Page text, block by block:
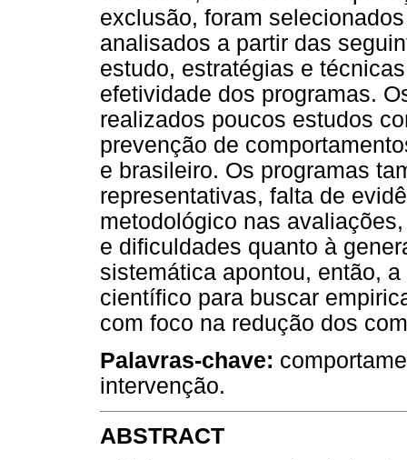
exclusão, foram
analisados a partir das
estudo, estratégias e
efetividade dos programas.
realizados poucos estudos
prevenção de
e brasileiro. Os programas
representativas, falta de
metodológico nas
e dificuldades quanto à
sistemática apontou, então,
científico para buscar
com foco na redução dos
Palavras-chave:
intervenção.
ABSTRACT